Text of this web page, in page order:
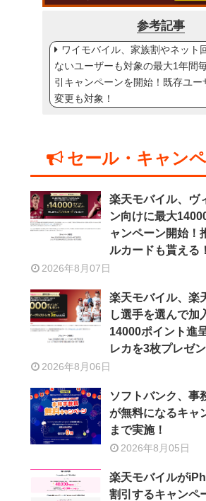
参考記事
ワイモバイル、家族割やネット
ないユーザーも対象の最大1年間
引キャンペーンを開始！既存ユー
変更も対象！
セール・キャン
楽天モバイル、ヴ
ン向けに最大
ャンペーン開始！
ルカードも貰える！
2026年8月07日
楽天モバイル、楽
し選手を選んで加
14000ポイント進
レカを3枚プレゼン
2026年8月06日
ソフトバンク、事
が無料になるキャ
まで実施！
2026年8月05日
楽天モバイルが
割引するキャンペ